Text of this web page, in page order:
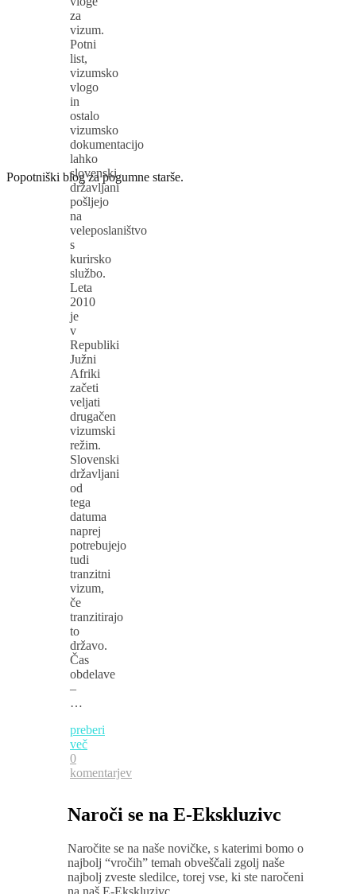
Popotniški blog za pogumne starše.
za
vizum.
Potni
list,
vizumsko
vlogo
in
ostalo
vizumsko
dokumentacijo
lahko
slovenski
državljani
pošljejo
na
veleposlaništvo
s
kurirsko
službo.
Leta
2010
je
v
Republiki
Južni
Afriki
začeti
veljati
drugačen
vizumski
režim.
Slovenski
državljani
od
tega
datuma
naprej
potrebujejo
tudi
tranzitni
vizum,
če
tranzitirajo
to
državo.
Čas
obdelave
–
…
preberi
več
0
komentarjev
Naroči se na E-Ekskluzivc
Naročite se na naše novičke, s katerimi bomo o
najbolj “vročih” temah obveščali zgolj naše
najbolj zveste sledilce, torej vse, ki ste naročeni
na naš E-Ekskluzivc.